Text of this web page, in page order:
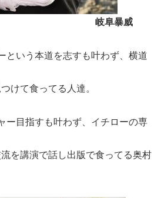
岐阜暴威
という本道を志すも叶わず、横道
けて食ってる人達。
ー目指すも叶わず、イチローの専
を講演で話し出版で食ってる奥村